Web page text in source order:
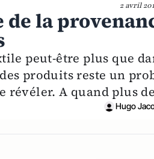
2 avril
de la
peut-être plus que
produits reste un
révéler. A quand plus
Hugo